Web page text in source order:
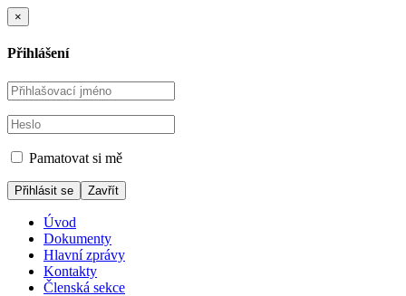
×
Přihlášení
Pamatovat si mě
Zavřít
Úvod
Dokumenty
Hlavní zprávy
Kontakty
Členská sekce